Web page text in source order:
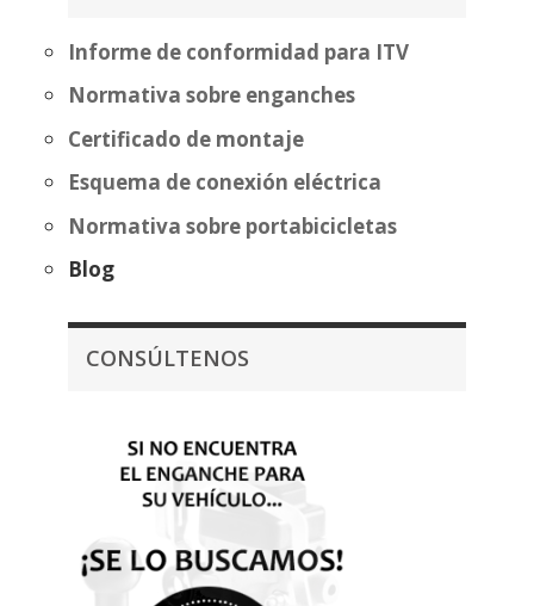
Informe de conformidad para ITV
Normativa sobre enganches
Certificado de montaje
Esquema de conexión eléctrica
Normativa sobre portabicicletas
Blog
CONSÚLTENOS